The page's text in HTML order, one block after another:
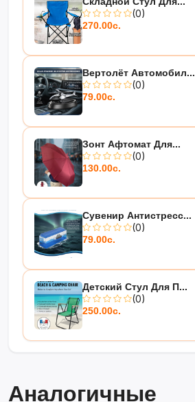
(0)
270.00с.
Вертолёт Автомобил...
(0)
79.00с.
Зонт Афтомат Для...
(0)
130.00с.
Сувенир Антистресс...
(0)
79.00с.
Детский Стул Для П...
(0)
250.00с.
Аналогичные